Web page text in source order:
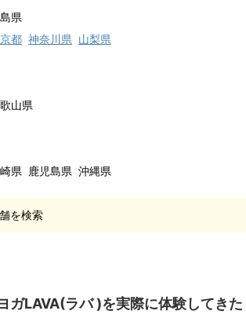
県
都 神奈川県
山梨県
山県
県 鹿児島県 沖縄県
を検索
ガLAVA(ラバ )を実際に体験してきた